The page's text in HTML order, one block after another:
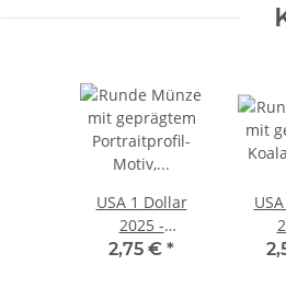
USA 1 Dollar
2025 -
Innovationen
2,75 € *